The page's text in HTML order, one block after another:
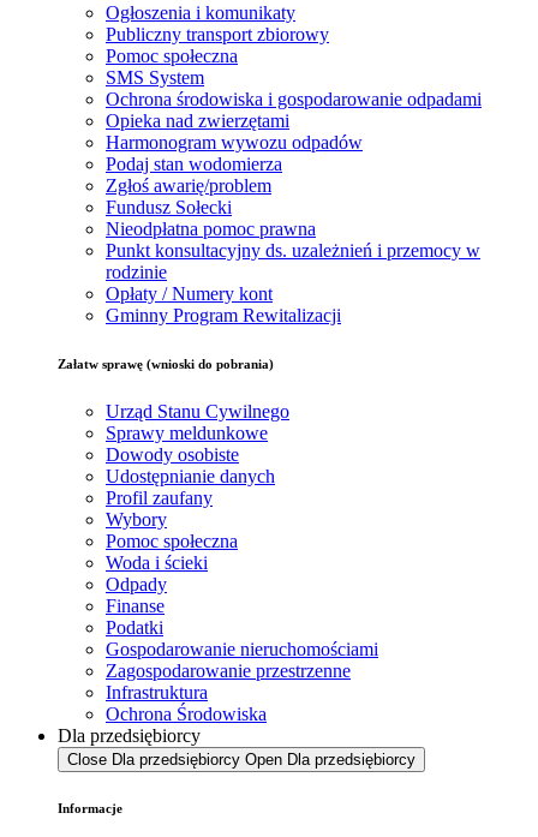
Ogłoszenia i komunikaty
Publiczny transport zbiorowy
Pomoc społeczna
SMS System
Ochrona środowiska i gospodarowanie odpadami
Opieka nad zwierzętami
Harmonogram wywozu odpadów
Podaj stan wodomierza
Zgłoś awarię/problem
Fundusz Sołecki
Nieodpłatna pomoc prawna
Punkt konsultacyjny ds. uzależnień i przemocy w
rodzinie
Opłaty / Numery kont
Gminny Program Rewitalizacji
Załatw sprawę (wnioski do pobrania)
Urząd Stanu Cywilnego
Sprawy meldunkowe
Dowody osobiste
Udostępnianie danych
Profil zaufany
Wybory
Pomoc społeczna
Woda i ścieki
Odpady
Finanse
Podatki
Gospodarowanie nieruchomościami
Zagospodarowanie przestrzenne
Infrastruktura
Ochrona Środowiska
Dla przedsiębiorcy
Close Dla przedsiębiorcy Open Dla przedsiębiorcy
Informacje